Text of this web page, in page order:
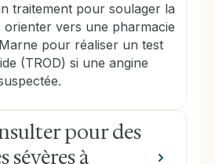
traitement pour soulager la
vers une pharmacie
pour réaliser un test
(TROD) si une angine
pour des
sévères à